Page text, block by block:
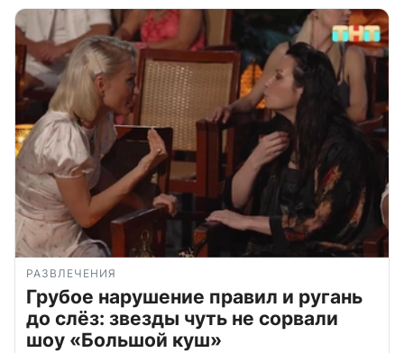
РАЗВЛЕЧЕНИЯ
Грубое нарушение правил и ругань
до слёз: звезды чуть не сорвали
шоу «Большой куш»